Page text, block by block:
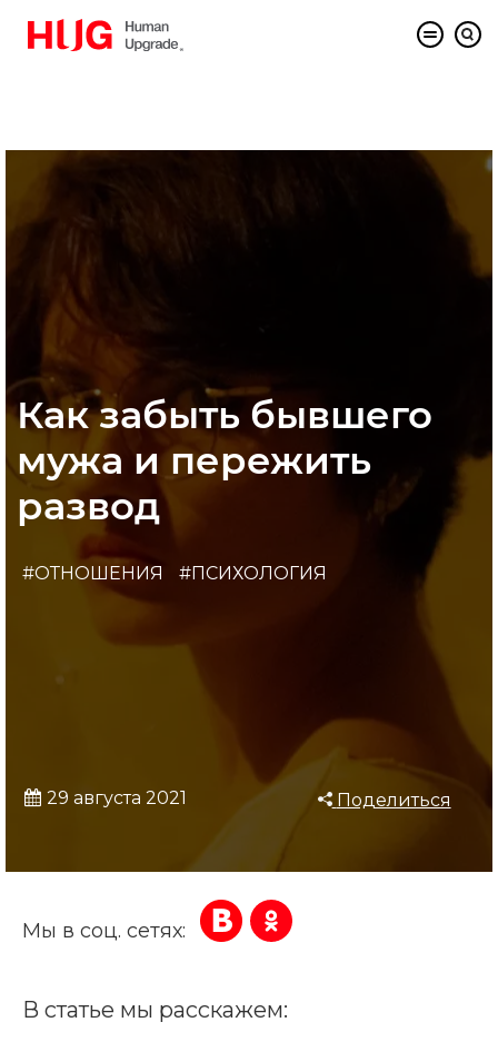
Как забыть бывшего
мужа и пережить
развод
#ОТНОШЕНИЯ #ПСИХОЛОГИЯ
29 августа 2021 Поделиться
Мы в соц. сетях:
В статье мы расскажем: